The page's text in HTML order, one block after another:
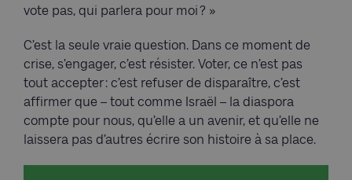
vote pas, qui parlera pour moi ? »
C’est la seule vraie question. Dans ce moment de
crise, s’engager, c’est résister. Voter, ce n’est pas
tout accepter : c’est refuser de disparaître, c’est
affirmer que – tout comme Israël – la diaspora
compte pour nous, qu’elle a un avenir, et qu’elle ne
laissera pas d’autres écrire son histoire à sa place.